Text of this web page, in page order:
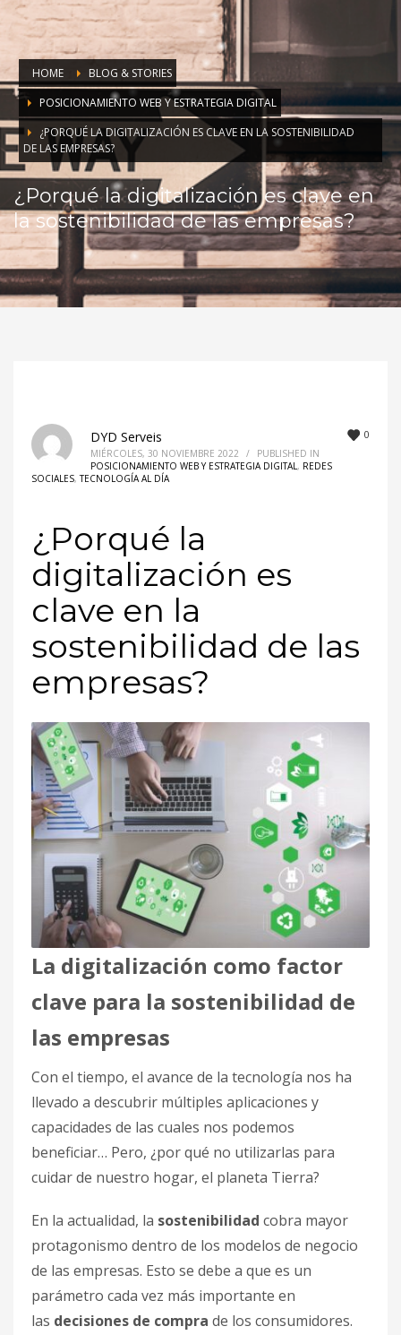
HOME
BLOG & STORIES
POSICIONAMIENTO WEB Y ESTRATEGIA DIGITAL
¿PORQUÉ LA DIGITALIZACIÓN ES CLAVE EN LA SOSTENIBILIDAD
DE LAS EMPRESAS?
¿Porqué la digitalización es clave en
la sostenibilidad de las empresas?
0
DYD Serveis
MIÉRCOLES, 30 NOVIEMBRE 2022 /
PUBLISHED IN
POSICIONAMIENTO WEB Y ESTRATEGIA DIGITAL, REDES
SOCIALES,TECNOLOGÍA AL DÍA
¿Porqué la
digitalización es
clave en la
sostenibilidad de las
empresas?
La digitalización como factor
clave para la sostenibilidad de
las empresas
Con el tiempo, el avance de la tecnología nos ha
llevado a descubrir múltiples aplicaciones y
capacidades de las cuales nos podemos
beneficiar… Pero, ¿por qué no utilizarlas para
cuidar de nuestro hogar, el planeta Tierra?
En la actualidad, la sostenibilidad cobra mayor
protagonismo dentro de los modelos de negocio
de las empresas. Esto se debe a que es un
parámetro cada vez más importante en
las decisiones de compra de los consumidores.